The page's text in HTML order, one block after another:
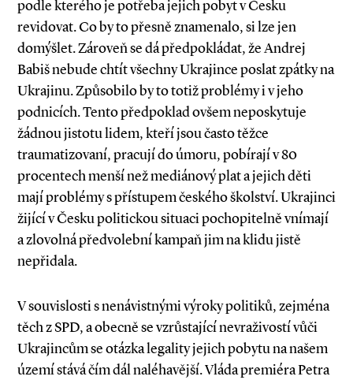
podle kterého je potřeba jejich pobyt v Česku
revidovat. Co by to přesně znamenalo, si lze jen
domýšlet. Zároveň se dá předpokládat, že Andrej
Babiš nebude chtít všechny Ukrajince poslat zpátky na
Ukrajinu. Způsobilo by to totiž problémy i v jeho
podnicích. Tento předpoklad ovšem neposkytuje
žádnou jistotu lidem, kteří jsou často těžce
traumatizovaní, pracují do úmoru, pobírají v 80
procentech menší než mediánový plat a jejich děti
mají problémy s přístupem českého školství. Ukrajinci
žijící v Česku politickou situaci pochopitelně vnímají
a zlovolná předvolební kampaň jim na klidu jistě
nepřidala.
V souvislosti s nenávistnými výroky politiků, zejména
těch z SPD, a obecně se vzrůstající nevraživostí vůči
Ukrajincům se otázka legality jejich pobytu na našem
území stává čím dál naléhavější. Vláda premiéra Petra